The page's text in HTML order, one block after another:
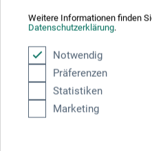
Weitere Informationen finden
Datenschutzerklärung.
Notwendig
Präferenzen
Statistiken
Marketing
einem faires Preis-
Bestens
Produkt: boesner Gesso Weiß 1L -
verifizierter Kauf
Das Produkt ist sehr